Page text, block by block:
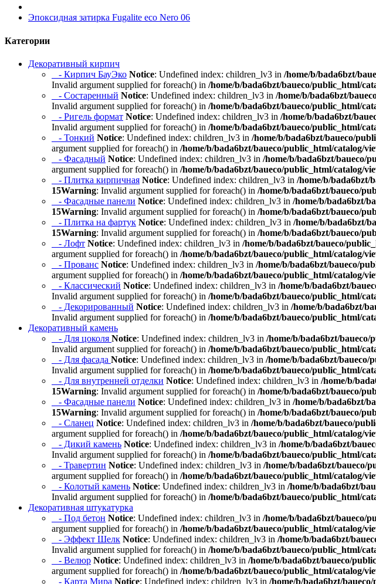
Эпоксидная затирка Fugalite eco Nero 06
Категории
Декоративный кирпич
- Кирпич БауЭко Notice: Undefined index: children_lv3 in /home/b/bada6bzt/
Invalid argument supplied for foreach() in /home/b/bada6bzt/baueco/public_html/
- Состаренный Notice: Undefined index: children_lv3 in /home/b/bada6bzt/
Invalid argument supplied for foreach() in /home/b/bada6bzt/baueco/public_html/
- Ригель формат Notice: Undefined index: children_lv3 in /home/b/bada6bzt/
Invalid argument supplied for foreach() in /home/b/bada6bzt/baueco/public_html/
- Тонкий Notice: Undefined index: children_lv3 in /home/b/bada6bzt/baueco/
argument supplied for foreach() in /home/b/bada6bzt/baueco/public_html/catalog/
- Фасадный Notice: Undefined index: children_lv3 in /home/b/bada6bzt/baueco/
argument supplied for foreach() in /home/b/bada6bzt/baueco/public_html/catalog/
- Плитка кирпичная Notice: Undefined index: children_lv3 in /home/b/bada6bzt/
15Warning: Invalid argument supplied for foreach() in /home/b/bada6bzt/baueco/
- Фасадные панели Notice: Undefined index: children_lv3 in /home/b/bada6bzt/
15Warning: Invalid argument supplied for foreach() in /home/b/bada6bzt/baueco/
- Плитка на фартук Notice: Undefined index: children_lv3 in /home/b/bada6bzt/
15Warning: Invalid argument supplied for foreach() in /home/b/bada6bzt/baueco/
- Лофт Notice: Undefined index: children_lv3 in /home/b/bada6bzt/baueco/
argument supplied for foreach() in /home/b/bada6bzt/baueco/public_html/catalog/
- Прованс Notice: Undefined index: children_lv3 in /home/b/bada6bzt/baueco/
argument supplied for foreach() in /home/b/bada6bzt/baueco/public_html/catalog/
- Классический Notice: Undefined index: children_lv3 in /home/b/bada6bzt/
Invalid argument supplied for foreach() in /home/b/bada6bzt/baueco/public_html/
- Декорированный Notice: Undefined index: children_lv3 in /home/b/bada6bzt/
Invalid argument supplied for foreach() in /home/b/bada6bzt/baueco/public_html/
Декоративный камень
- Для цоколя Notice: Undefined index: children_lv3 in /home/b/bada6bzt/baueco/
Invalid argument supplied for foreach() in /home/b/bada6bzt/baueco/public_html/
- Для фасада Notice: Undefined index: children_lv3 in /home/b/bada6bzt/baueco/
Invalid argument supplied for foreach() in /home/b/bada6bzt/baueco/public_html/
- Для внутренней отделки Notice: Undefined index: children_lv3 in /home/b/
15Warning: Invalid argument supplied for foreach() in /home/b/bada6bzt/baueco/
- Фасадные панели Notice: Undefined index: children_lv3 in /home/b/bada6bzt/
15Warning: Invalid argument supplied for foreach() in /home/b/bada6bzt/baueco/
- Сланец Notice: Undefined index: children_lv3 in /home/b/bada6bzt/baueco/
argument supplied for foreach() in /home/b/bada6bzt/baueco/public_html/catalog/
- Дикий камень Notice: Undefined index: children_lv3 in /home/b/bada6bzt/
Invalid argument supplied for foreach() in /home/b/bada6bzt/baueco/public_html/
- Травертин Notice: Undefined index: children_lv3 in /home/b/bada6bzt/baueco/
argument supplied for foreach() in /home/b/bada6bzt/baueco/public_html/catalog/
- Колотый камень Notice: Undefined index: children_lv3 in /home/b/bada6bzt/
Invalid argument supplied for foreach() in /home/b/bada6bzt/baueco/public_html/
Декоративная штукатурка
- Под бетон Notice: Undefined index: children_lv3 in /home/b/bada6bzt/baueco/
argument supplied for foreach() in /home/b/bada6bzt/baueco/public_html/catalog/
- Эффект Шелк Notice: Undefined index: children_lv3 in /home/b/bada6bzt/
Invalid argument supplied for foreach() in /home/b/bada6bzt/baueco/public_html/
- Велюр Notice: Undefined index: children_lv3 in /home/b/bada6bzt/baueco/
argument supplied for foreach() in /home/b/bada6bzt/baueco/public_html/catalog/
- Карта Мира Notice: Undefined index: children_lv3 in /home/b/bada6bzt/